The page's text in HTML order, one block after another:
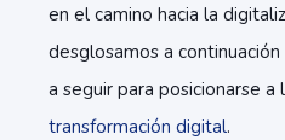
en el camino hacia la
desglosamos a
a seguir para posicionarse a
transformación digital.